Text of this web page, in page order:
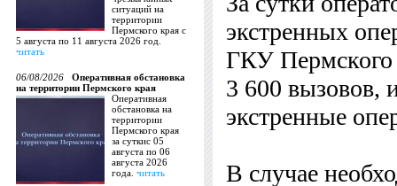
ситуаций на
территории
Пермского края с
5 августа по 11 августа 2026 год.
читать
06/08/2026
Оперативная обстановка
на территории Пермского края
Оперативная
обстановка на
территории
Пермского края
за суткис 05
августа по 06
августа 2026
года. читать
экстренных
ГКУ Пермского
3 600 вызовов,
экстренные
В случае